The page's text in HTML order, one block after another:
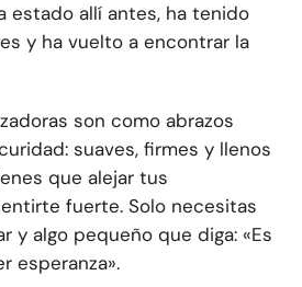
estado allí antes, ha tenido
y ha vuelto a encontrar la
son como abrazos
suaves, firmes y llenos
que alejar tus
fuerte. Solo necesitas
y algo pequeño que diga: «Es
esperanza».